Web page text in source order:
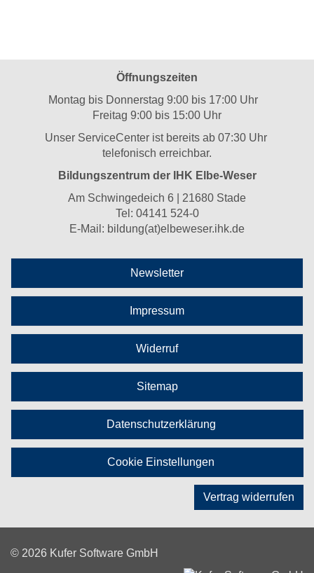
Öffnungszeiten
Montag bis Donnerstag 9:00 bis 17:00 Uhr
Freitag 9:00 bis 15:00 Uhr
Unser ServiceCenter ist bereits ab 07:30 Uhr
telefonisch erreichbar.
Bildungszentrum der IHK Elbe-Weser
Am Schwingedeich 6 | 21680 Stade
Tel: 04141 524-0
E-Mail: bildung(at)elbeweser.ihk.de
Newsletter
Impressum
Widerruf
Sitemap
Datenschutzerklärung
Cookie Einstellungen
Vertrag widerrufen
© 2026 Kufer Software GmbH